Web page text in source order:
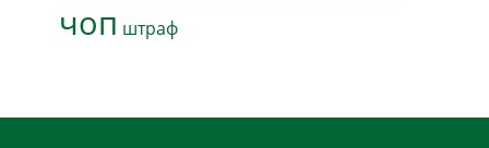
чоп штраф